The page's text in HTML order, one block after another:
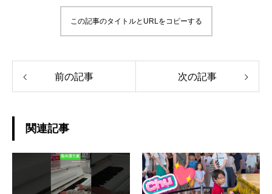
この記事のタイトルとURLをコピーする
前の記事 次の記事
関連記事